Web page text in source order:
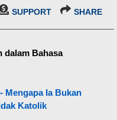
SUPPORT SHARE
dalam Bahasa
Mengapa Ia Bukan
Katolik